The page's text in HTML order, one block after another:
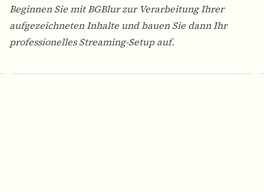
Beginnen Sie mitBGBlurzur Verarbeitung Ihrer
aufgezeichneten Inhalte und bauen Sie dann Ihr
professionelles Streaming-Setup auf.